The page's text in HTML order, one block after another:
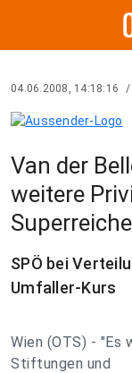
04.06.2008, 14:18:16 /
Van der
weitere
Superreiche
SPÖ bei
Umfaller-Kurs
Wien (OTS) - "Es
Stiftungen und